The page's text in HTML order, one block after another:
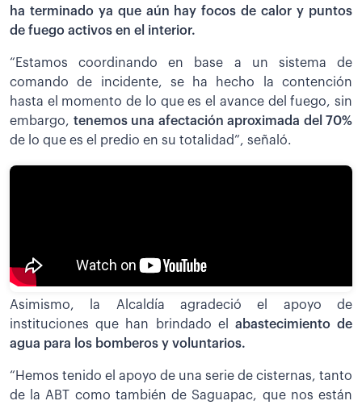
ha terminado ya que aún hay focos de calor y puntos
de fuego activos en el interior.
“Estamos coordinando en base a un sistema de
comando de incidente, se ha hecho la contención
hasta el momento de lo que es el avance del fuego, sin
embargo, tenemos una afectación aproximada del 70%
de lo que es el predio en su totalidad”, señaló.
Asimismo, la Alcaldía agradeció el apoyo de
instituciones que han brindado el
abastecimiento de
agua para los bomberos y voluntarios.
“Hemos tenido el apoyo de una serie de cisternas, tanto
de la ABT como también de Saguapac, que nos están